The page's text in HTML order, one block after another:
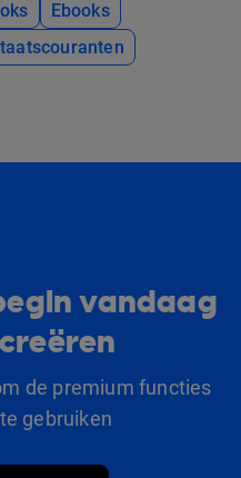
Ebooks
vandaag
de premium functies
gebruiken